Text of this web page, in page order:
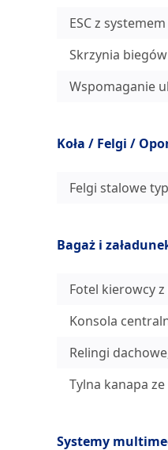
ESC z
Skrzynia
Wspomaganie
Koła / Felgi /
Felgi stalowe
Bagaż i
Fotel kierowcy
Konsola
Relingi
Tylna kanapa
Systemy